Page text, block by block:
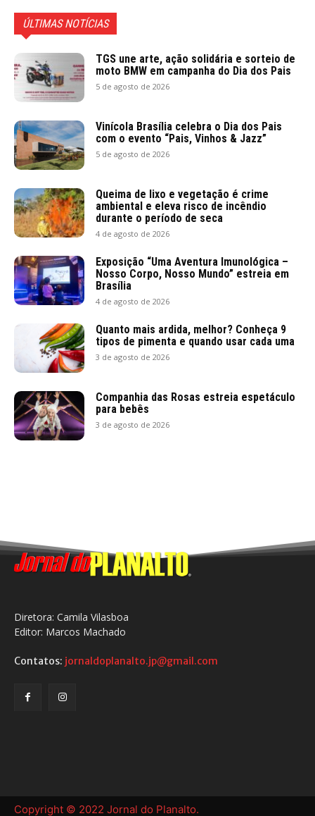
ÚLTIMAS NOTÍCIAS
TGS une arte, ação solidária e sorteio de
moto BMW em campanha do Dia dos Pais
5 de agosto de 2026
Vinícola Brasília celebra o Dia dos Pais
com o evento “Pais, Vinhos & Jazz”
5 de agosto de 2026
Queima de lixo e vegetação é crime
ambiental e eleva risco de incêndio
durante o período de seca
4 de agosto de 2026
Exposição “Uma Aventura Imunológica –
Nosso Corpo, Nosso Mundo” estreia em
Brasília
4 de agosto de 2026
Quanto mais ardida, melhor? Conheça 9
tipos de pimenta e quando usar cada uma
3 de agosto de 2026
Companhia das Rosas estreia espetáculo
para bebês
3 de agosto de 2026
Diretora: Camila Vilasboa
Editor: Marcos Machado
Contatos: jornaldoplanalto.jp@gmail.com
Copyright © 2022 Jornal do Planalto.